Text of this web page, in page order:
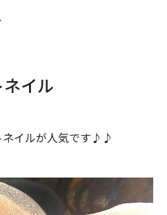
イル
ネイルが人気です♪♪